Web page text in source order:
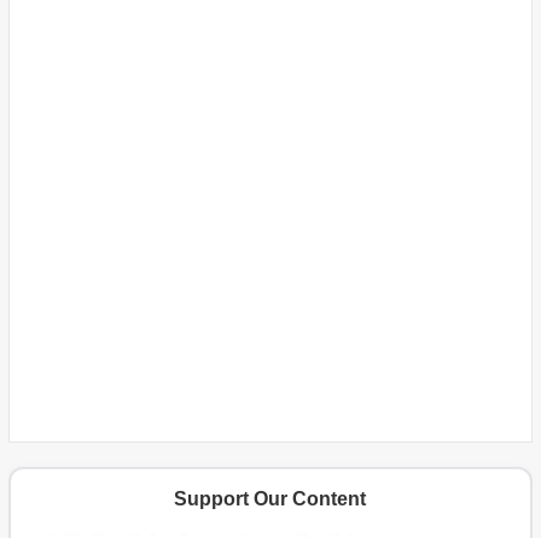
Support Our Content